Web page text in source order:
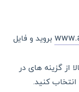
بروید و فایل
از گزینه های در
انتخاب کنید.